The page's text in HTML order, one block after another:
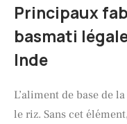
Principaux
basmati
Inde
L’aliment de base de
le riz. Sans cet